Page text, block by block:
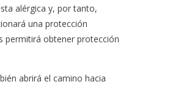
alérgica y, por tanto,
una protección
permitirá obtener protección
abrirá el camino hacia